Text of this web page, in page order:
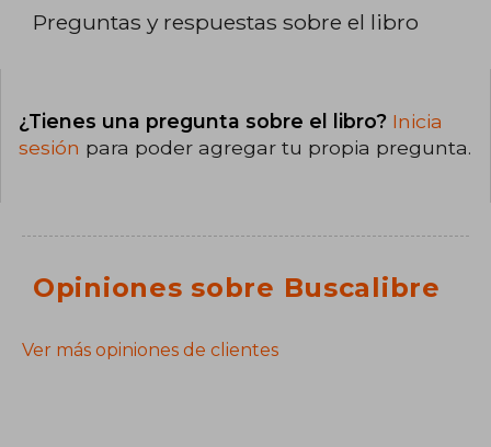
Preguntas y respuestas sobre el libro
¿Tienes una pregunta sobre el libro? Inicia
sesión para poder agregar tu propia pregunta.
Opiniones sobre Buscalibre
Ver más opiniones de clientes